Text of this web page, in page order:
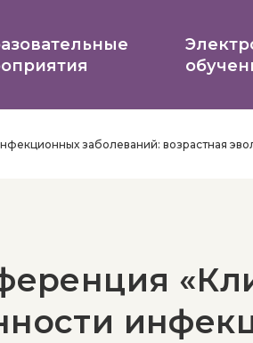
заболеваний: возрастная